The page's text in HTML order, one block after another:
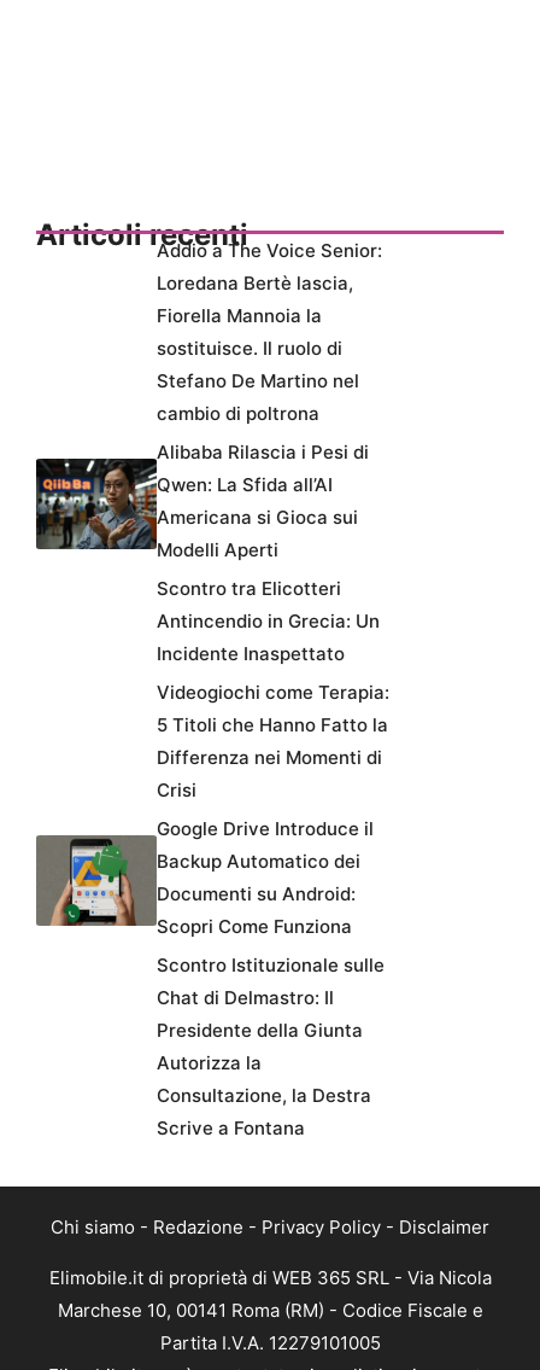
Articoli recentiAddio a The Voice Senior:
Loredana Bertè lascia,
Fiorella Mannoia la
sostituisce. Il ruolo di
Stefano De Martino nel
cambio di poltrona
Alibaba Rilascia i Pesi di
Qwen: La Sfida all’AI
Americana si Gioca sui
Modelli Aperti
Scontro tra Elicotteri
Antincendio in Grecia: Un
Incidente Inaspettato
Videogiochi come Terapia:
5 Titoli che Hanno Fatto la
Differenza nei Momenti di
Crisi
Google Drive Introduce il
Backup Automatico dei
Documenti su Android:
Scopri Come Funziona
Scontro Istituzionale sulle
Chat di Delmastro: Il
Presidente della Giunta
Autorizza la
Consultazione, la Destra
Scrive a Fontana
Chi siamo - Redazione - Privacy Policy - Disclaimer
Elimobile.it di proprietà di WEB 365 SRL - Via Nicola
Marchese 10, 00141 Roma (RM) - Codice Fiscale e
Partita I.V.A. 12279101005